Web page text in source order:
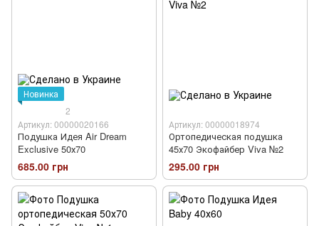
Новинка
2
Артикул: 00000020166
Подушка Идея Air Dream
Exclusive 50х70
685.00 грн
Артикул: 00000018974
Ортопедическая подушка
45х70 Экофайбер Viva №2
295.00 грн